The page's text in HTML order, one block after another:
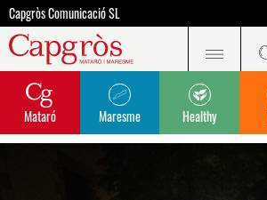
Capgròs Comunicació SL
Mataró Maresme Healthy